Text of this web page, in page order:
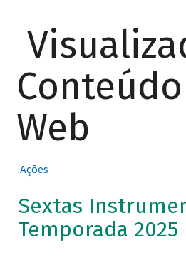
Web
Ações
Sextas
Temporada 2025